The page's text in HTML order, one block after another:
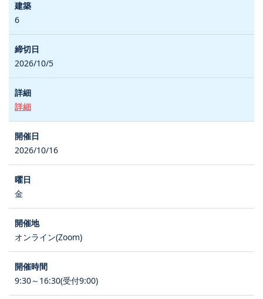
6
2026/10/5
詳細
2026/10/16
金
オンライン(Zoom)
9:30～16:30(受付9:00)